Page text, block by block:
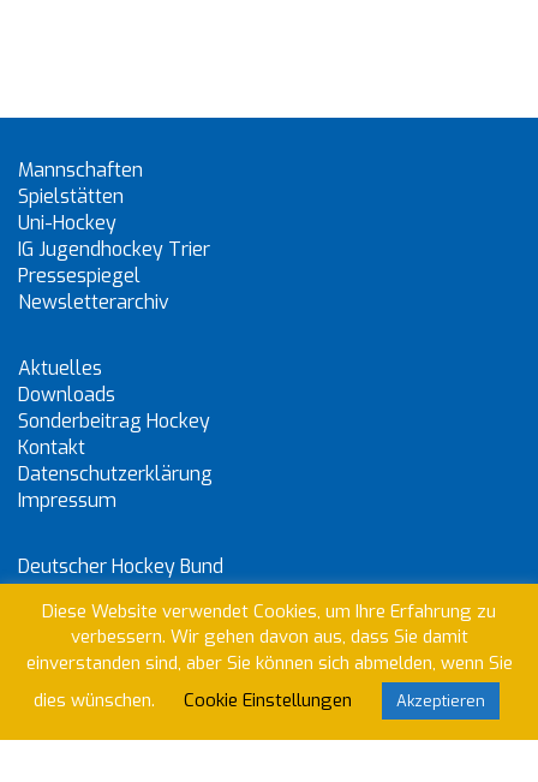
Mannschaften
Spielstätten
Uni-Hockey
IG Jugendhockey Trier
Pressespiegel
Newsletterarchiv
Aktuelles
Downloads
Sonderbeitrag Hockey
Kontakt
Datenschutzerklärung
Impressum
Deutscher Hockey Bund
Hockeyverband-Rheinland-Pfalz/Saar
Internationaler Hockey Verband
PST Trier – Hauptverein
Diese Website verwendet Cookies, um Ihre Erfahrung zu
verbessern. Wir gehen davon aus, dass Sie damit
einverstanden sind, aber Sie können sich abmelden, wenn Sie
dies wünschen.
Cookie Einstellungen Akzeptieren